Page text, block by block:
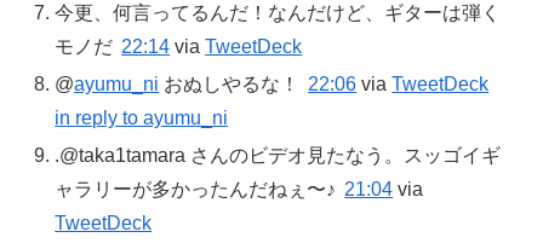
今更、何言ってるんだ！なんだけど、ギターは弾く
モノだ 22:14 viaTweetDeck
@ayumu_ni おぬしやるな！ 22:06 viaTweetDeck
in reply to ayumu_ni
.@taka1tamara さんのビデオ見たなう。スッゴイギ
ャラリーが多かったんだねぇ〜♪ 21:04 via
TweetDeck